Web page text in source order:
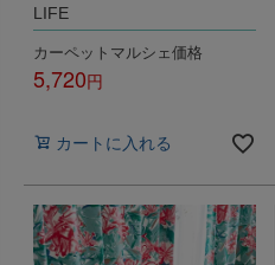
LIFE
カーペットマルシェ価格
5,720
カートに入れる